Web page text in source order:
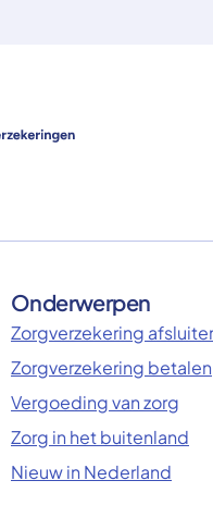
Onderwerpen
Zorgverzekering
Zorgverzekering betalen
Vergoeding van zorg
Zorg in het buitenland
Nieuw in Nederland